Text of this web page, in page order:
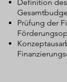
Definition
Prüfung der